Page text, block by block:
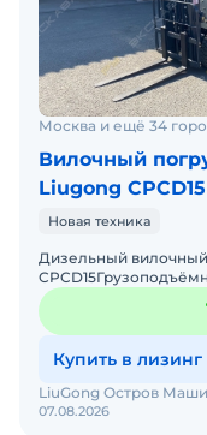
Москва и ещё 34
Вилочный
Liugong CPCD15
Новая техника
Дизельный вилочный
Япониямачта двух /
мм / 4500
Купить в лизинг
07.08.2026
LiuGong Остров